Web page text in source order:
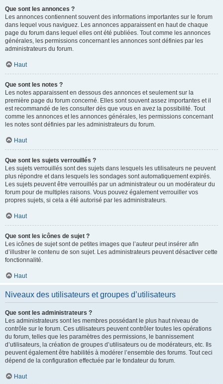
Que sont les annonces ?
Les annonces contiennent souvent des informations importantes sur le forum
dans lequel vous naviguez. Les annonces apparaissent en haut de chaque
page du forum dans lequel elles ont été publiées. Tout comme les annonces
générales, les permissions concernant les annonces sont définies par les
administrateurs du forum.
Haut
Que sont les notes ?
Les notes apparaissent en dessous des annonces et seulement sur la
première page du forum concerné. Elles sont souvent assez importantes et il
est recommandé de les consulter dès que vous en avez la possibilité. Tout
comme les annonces et les annonces générales, les permissions concernant
les notes sont définies par les administrateurs du forum.
Haut
Que sont les sujets verrouillés ?
Les sujets verrouillés sont des sujets dans lesquels les utilisateurs ne peuvent
plus répondre et dans lesquels les sondages sont automatiquement expirés.
Les sujets peuvent être verrouillés par un administrateur ou un modérateur du
forum pour de multiples raisons. Vous pouvez également verrouiller vos
propres sujets, si cela a été autorisé par les administrateurs.
Haut
Que sont les icônes de sujet ?
Les icônes de sujet sont de petites images que l’auteur peut insérer afin
d’illustrer le contenu de son sujet. Les administrateurs peuvent désactiver cette
fonctionnalité.
Haut
Niveaux des utilisateurs et groupes d’utilisateurs
Que sont les administrateurs ?
Les administrateurs sont les membres possédant le plus haut niveau de
contrôle sur le forum. Ces utilisateurs peuvent contrôler toutes les opérations
du forum, telles que les paramètres des permissions, le bannissement
d’utilisateurs, la création de groupes d’utilisateurs ou de modérateurs, etc. Ils
peuvent également être habilités à modérer l’ensemble des forums. Tout ceci
dépend de la configuration effectuée par le fondateur du forum.
Haut